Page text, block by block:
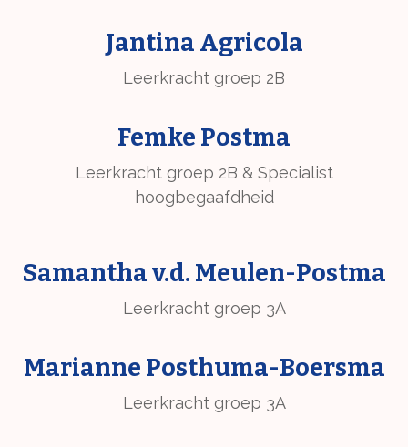
Jantina Agricola
Leerkracht groep 2B
Femke Postma
Leerkracht groep 2B & Specialist
hoogbegaafdheid
Samantha v.d. Meulen-Postma
Leerkracht groep 3A
Marianne Posthuma-Boersma
Leerkracht groep 3A